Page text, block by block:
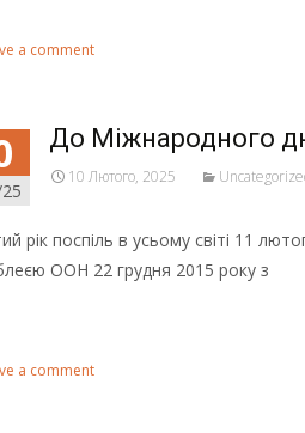
a comment
До Міжнародного
10 Лютого, 2025
рік поспіль в усьому світі 11
ООН 22 грудня 2015 року з
a comment